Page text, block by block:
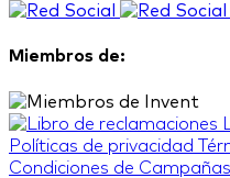
Miembros de:
Políticas de privacidad
Condiciones de Campañas